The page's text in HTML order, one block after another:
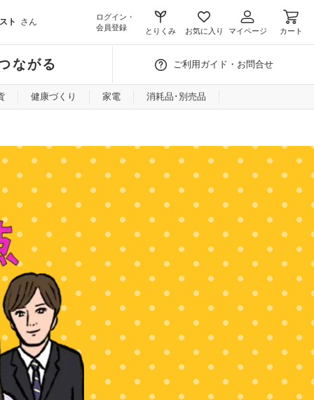
ト さん
ログイン・
会員登録
とりくみ お気に入り マイページ カート
ながる ご利用ガイド・お問合せ
健康づくり 家電 消耗品･別売品